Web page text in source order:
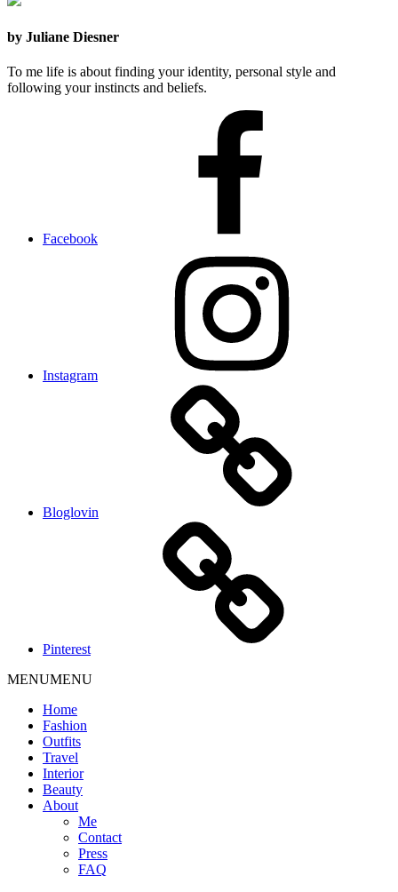
by Juliane Diesner
To me life is about finding your identity, personal style and
following your instincts and beliefs.
Facebook
Instagram
Bloglovin
Pinterest
MENUMENU
Home
Fashion
Outfits
Travel
Interior
Beauty
About
Me
Contact
Press
FAQ